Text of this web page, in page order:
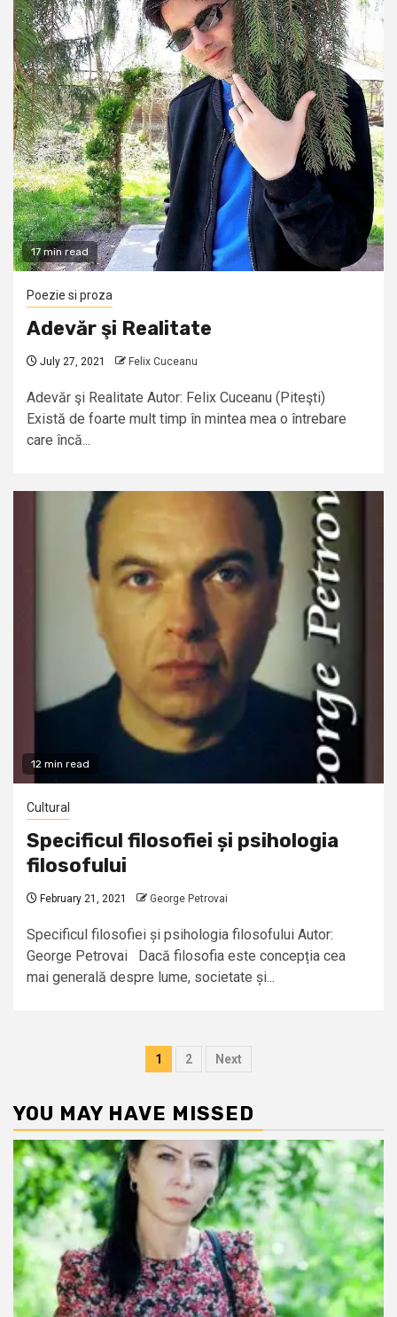
17 min read
Poezie si proza
Adevăr şi Realitate
July 27, 2021 Felix Cuceanu
Adevăr şi Realitate Autor: Felix Cuceanu (Piteşti)
Există de foarte mult timp în mintea mea o întrebare
care încă...
12 min read
Cultural
Specificul filosofiei și psihologia
filosofului
February 21, 2021 George Petrovai
Specificul filosofiei și psihologia filosofului Autor:
George Petrovai Dacă filosofia este concepția cea
mai generală despre lume, societate și...
Posts
1 2 Next
YOU MAY HAVE MISSED